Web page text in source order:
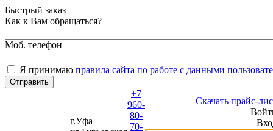
Быстрый заказ
Как к Вам обращаться?
Моб. телефон
Я принимаюправила сайта по работе с данными
г.Уфа
+7
960-
80-
70-
Скачать прайс-лист
Войти
Вход